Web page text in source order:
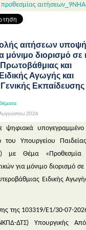
προθεσμίας
αιτήσεων
μόνιμο διορισμό σε
Πρωτοβάθμιας και
Αγωγής και
Εκπαίδευσης
2026
ψηφιακά
του Υπουργείου
με Θέμα «Προθεσμία
για μόνιμο διορισμό σε
Ειδικής
της 103319/Ε1/30-07-
ΔΤΣ) Υπουργικής